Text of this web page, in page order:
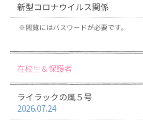
新型コロナウイルス関係
※閲覧にはパスワードが必要です。
在校生＆保護者
ライラックの風５号
2026.07.24